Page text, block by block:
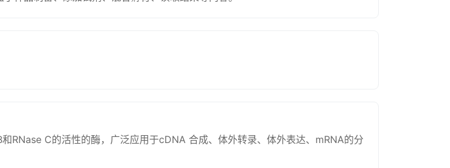
RNase C的活性的酶，广泛应用于cDNA 合成、体外转录、体外表达、mRNA的分